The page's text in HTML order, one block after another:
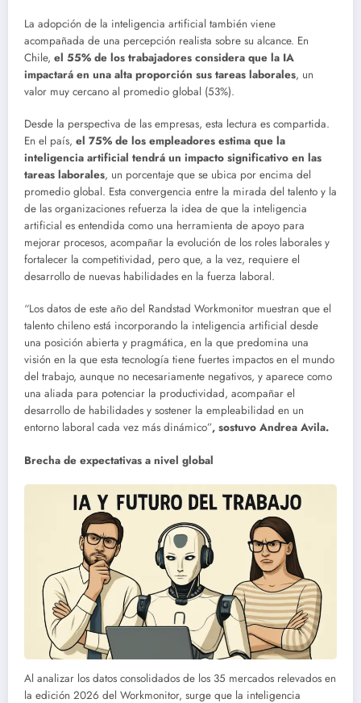
La adopción de la inteligencia artificial también viene
acompañada de una percepción realista sobre su alcance. En
Chile, el 55% de los trabajadores considera que la IA
impactará en una alta proporción sus tareas laborales, un
valor muy cercano al promedio global (53%).
Desde la perspectiva de las empresas, esta lectura es compartida.
En el país, el 75% de los empleadores estima que la
inteligencia artificial tendrá un impacto significativo en las
tareas laborales, un porcentaje que se ubica por encima del
promedio global. Esta convergencia entre la mirada del talento y la
de las organizaciones refuerza la idea de que la inteligencia
artificial es entendida como una herramienta de apoyo para
mejorar procesos, acompañar la evolución de los roles laborales y
fortalecer la competitividad, pero que, a la vez, requiere el
desarrollo de nuevas habilidades en la fuerza laboral.
“Los datos de este año del Randstad Workmonitor muestran que el
talento chileno está incorporando la inteligencia artificial desde
una posición abierta y pragmática, en la que predomina una
visión en la que esta tecnología tiene fuertes impactos en el mundo
del trabajo, aunque no necesariamente negativos, y aparece como
una aliada para potenciar la productividad, acompañar el
desarrollo de habilidades y sostener la empleabilidad en un
entorno laboral cada vez más dinámico”, sostuvo Andrea Avila.
Brecha de expectativas a nivel global
Al analizar los datos consolidados de los 35 mercados relevados en
la edición 2026 del Workmonitor, surge que la inteligencia